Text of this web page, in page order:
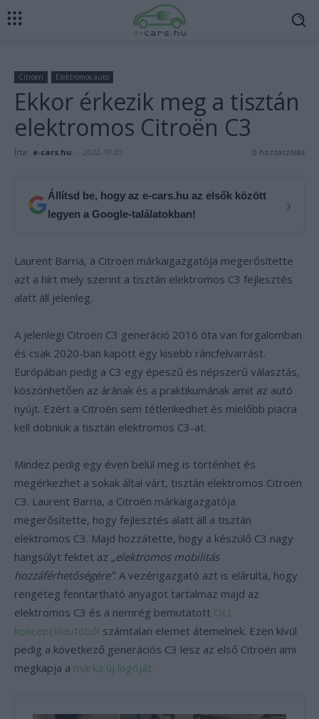
Citroen Elektromos autó
Ekkor érkezik meg a tisztán
elektromos Citroën C3
Írta: e-cars.hu - 2022-10-03 0 hozzászólás
Állítsd be, hogy az e-cars.hu az elsők között
legyen a Google-találatokban!
›
Laurent Barria, a Citroën márkaigazgatója megerősítette
azt a hírt mely szerint a tisztán elektromos C3 fejlesztés
alatt áll jelenleg.
A jelenlegi Citroën C3 generáció 2016 óta van forgalomban
és csak 2020-ban kapott egy kisebb ráncfelvarrást.
Európában pedig a C3 egy épeszű és népszerű választás,
köszönhetően az árának és a praktikumának amit az autó
nyújt. Ezért a Citroën sem tétlenkedhet és mielőbb piacra
kell dobniuk a tisztán elektromos C3-at.
Mindez pedig egy éven belül meg is történhet és
megérkezhet a sokak által várt, tisztán elektromos Citroën
C3. Laurent Barria, a Citroën márkaigazgatója
megerősítette, hogy fejlesztés alatt áll a tisztán
elektromos C3. Majd hozzátette, hogy a készülő C3 nagy
hangsúlyt fektet az „elektromos mobilitás
hozzáférhetőségére”. A vezérigazgató azt is elárulta, hogy
rengeteg fenntartható anyagot tartalmaz majd az
elektromos C3 és a nemrég bemutatott OLI
koncepcióautóból számtalan elemet átemelnek. Ezen kívül
pedig a következő generációs C3 lesz az első Citroën ami
megkapja a márka új logóját.